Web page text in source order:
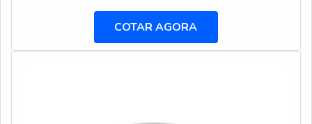
profunda, porém as brocas canhão podem realizar
furações de tamanho menor.Características marcantes do
COTAR AGORA